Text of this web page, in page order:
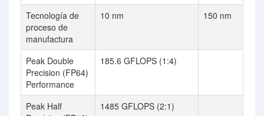
Tecnología de
proceso de
manufactura
10 nm 150 nm
Peak Double
Precision (FP64)
Performance
185.6 GFLOPS (1:4)
Peak Half
1485 GFLOPS (2:1)